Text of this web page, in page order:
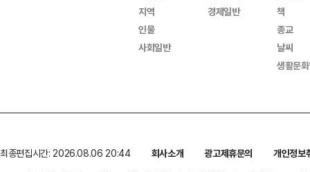
지역
인물
사회일반
경제일반
책
종교
날씨
생활문
최종편집시간: 2026.08.06 20:44 회사소개 광고제휴문의
개인정보